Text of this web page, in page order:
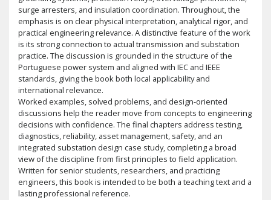
surge arresters, and insulation coordination. Throughout, the
emphasis is on clear physical interpretation, analytical rigor, and
practical engineering relevance. A distinctive feature of the work
is its strong connection to actual transmission and substation
practice. The discussion is grounded in the structure of the
Portuguese power system and aligned with IEC and IEEE
standards, giving the book both local applicability and
international relevance.
Worked examples, solved problems, and design-oriented
discussions help the reader move from concepts to engineering
decisions with confidence. The final chapters address testing,
diagnostics, reliability, asset management, safety, and an
integrated substation design case study, completing a broad
view of the discipline from first principles to field application.
Written for senior students, researchers, and practicing
engineers, this book is intended to be both a teaching text and a
lasting professional reference.